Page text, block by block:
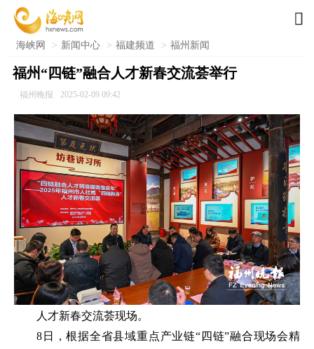

海峡网 > 新闻中心 > 福建频道 > 福州新闻
福州“四链”融合人才新春交流荟举行
福州晚报 2025-02-09 09:42
人才新春交流荟现场。
8日，根据全省县域重点产业链“四链”融合现场会精